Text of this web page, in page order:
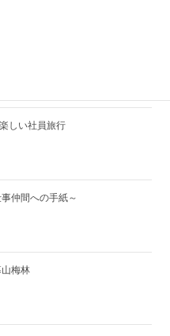
しい社員旅行
仲間への手紙～
梅林